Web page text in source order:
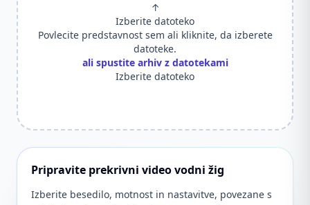
↑
Izberite datoteko
Povlecite predstavnost sem ali kliknite, da izberete
datoteke.
ali spustite arhiv z datotekami
Izberite datoteko
Pripravite prekrivni video vodni žig
Izberite besedilo, motnost in nastavitve, povezane s